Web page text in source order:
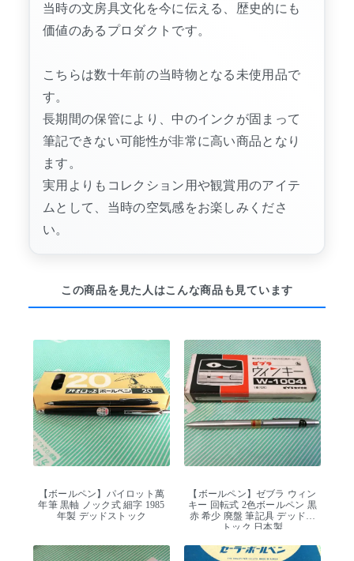
当時の文房具文化を今に伝える、歴史的にも
価値のあるプロダクトです。
こちらは数十年前の当時物となる未使用品で
す。
長期間の保管により、中のインクが固まって
筆記できない可能性が非常に高い商品となり
ます。
実用よりもコレクション用や観賞用のアイテ
ムとして、当時の空気感をお楽しみくださ
い。
この商品を見た人はこんな商品も見ています
【ボールペン】パイロット萬
年筆 黒軸 ノック式 細字 1985
年製 デッドストック
【ボールペン】ゼブラ ウィン
キー 回転式 2色ボールペン 黒
赤 希少 廃盤 筆記具 デッドス
トック 日本製